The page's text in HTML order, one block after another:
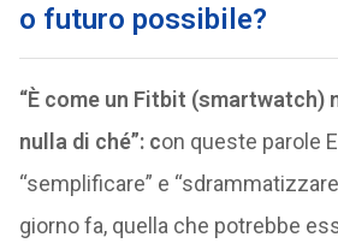
o futuro possibile?
“È come un Fitbit (smartwatch)
nulla di ché”: con queste parole
“semplificare” e
giorno fa, quella che potrebbe